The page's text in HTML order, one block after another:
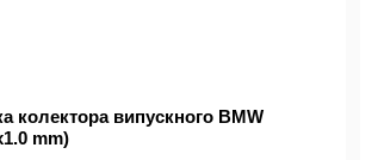
колектора випускного BMW
mm)